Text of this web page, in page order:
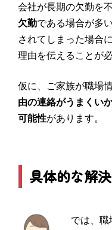
会社が長期の欠勤を
欠勤である場合が多
されてしまった場合
理由を伝えることが
仮に、ご家族が職場
由の連絡がうまくい
可能性があります。
具体的な解
では、職